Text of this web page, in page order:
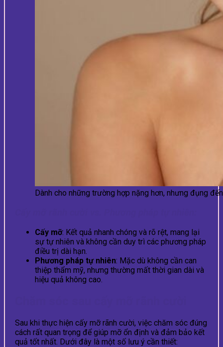
Dành cho những trường hợp nặng hơn, nhưng đụng
Cấy mỡ: Kết quả nhanh chóng và rõ rệt, mang lại
sự tự nhiên và không cần duy trì các phương pháp
điều trị dài hạn.
Phương pháp tự nhiên: Mặc dù không cần can
thiệp thẩm mỹ, nhưng thường mất thời gian dài và
hiệu quả không cao.
Sau khi thực hiện cấy mỡ rãnh cười, việc chăm sóc đúng
cách rất quan trọng để giúp mỡ ổn định và đảm bảo kết
quả tốt nhất. Dưới đây là một số lưu ý cần thiết: